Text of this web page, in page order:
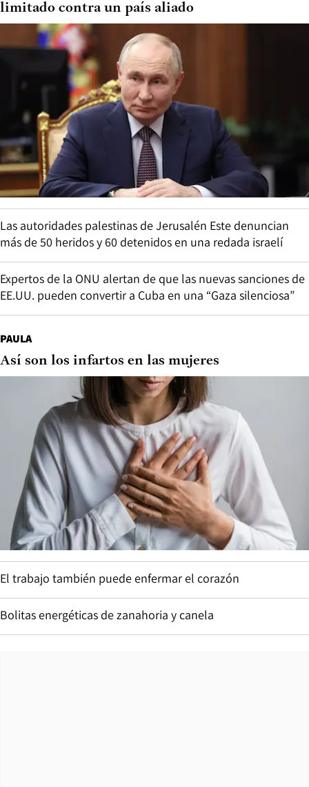
limitado contra un país aliado
Las autoridades palestinas de Jerusalén Este denuncian
más de 50 heridos y 60 detenidos en una redada israelí
Expertos de la ONU alertan de que las nuevas sanciones de
EE.UU. pueden convertir a Cuba en una “Gaza silenciosa”
PAULA
Así son los infartos en las mujeres
El trabajo también puede enfermar el corazón
Bolitas energéticas de zanahoria y canela